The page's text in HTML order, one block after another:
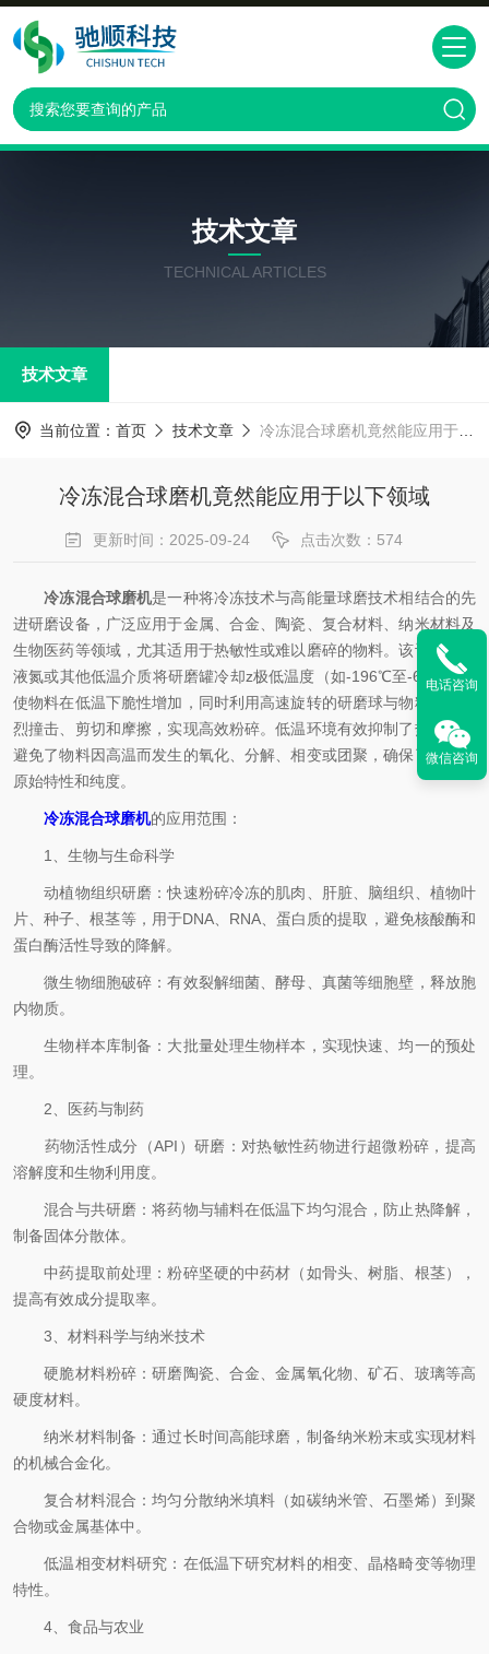
技术文章
TECHNICAL ARTICLES
技术文章
当前位置： 首页 技术文章 冷冻混合球磨机竟然能应用于以下领域
冷冻混合球磨机竟然能应用于以下领域
更新时间：2025-09-24 点击次数：574
冷冻混合球磨机是一种将冷冻技术与高能量球磨技术相结合的先
进研磨设备，广泛应用于金属、合金、陶瓷、复合材料、纳米材料及
生物医药等领域，尤其适用于热敏性或难以磨碎的物料。该设备通过
液氮或其他低温介质将研磨罐冷却z极低温度（如-196℃至-60℃），
使物料在低温下脆性增加，同时利用高速旋转的研磨球与物料间的强
烈撞击、剪切和摩擦，实现高效粉碎。低温环境有效抑制了热效应，
避免了物料因高温而发生的氧化、分解、相变或团聚，确保了材料的
原始特性和纯度。
冷冻混合球磨机的应用范围：
1、生物与生命科学
动植物组织研磨：快速粉碎冷冻的肌肉、肝脏、脑组织、植物叶
片、种子、根茎等，用于DNA、RNA、蛋白质的提取，避免核酸酶和
蛋白酶活性导致的降解。
微生物细胞破碎：有效裂解细菌、酵母、真菌等细胞壁，释放胞
内物质。
生物样本库制备：大批量处理生物样本，实现快速、均一的预处
理。
2、医药与制药
药物活性成分（API）研磨：对热敏性药物进行超微粉碎，提高
溶解度和生物利用度。
混合与共研磨：将药物与辅料在低温下均匀混合，防止热降解，
制备固体分散体。
中药提取前处理：粉碎坚硬的中药材（如骨头、树脂、根茎），
提高有效成分提取率。
3、材料科学与纳米技术
硬脆材料粉碎：研磨陶瓷、合金、金属氧化物、矿石、玻璃等高
硬度材料。
纳米材料制备：通过长时间高能球磨，制备纳米粉末或实现材料
的机械合金化。
复合材料混合：均匀分散纳米填料（如碳纳米管、石墨烯）到聚
合物或金属基体中。
低温相变材料研究：在低温下研究材料的相变、晶格畸变等物理
特性。
4、食品与农业
电话咨询
微信咨询